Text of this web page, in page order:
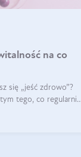
na co
się „jeść zdrowo”?
tego, co regularnie